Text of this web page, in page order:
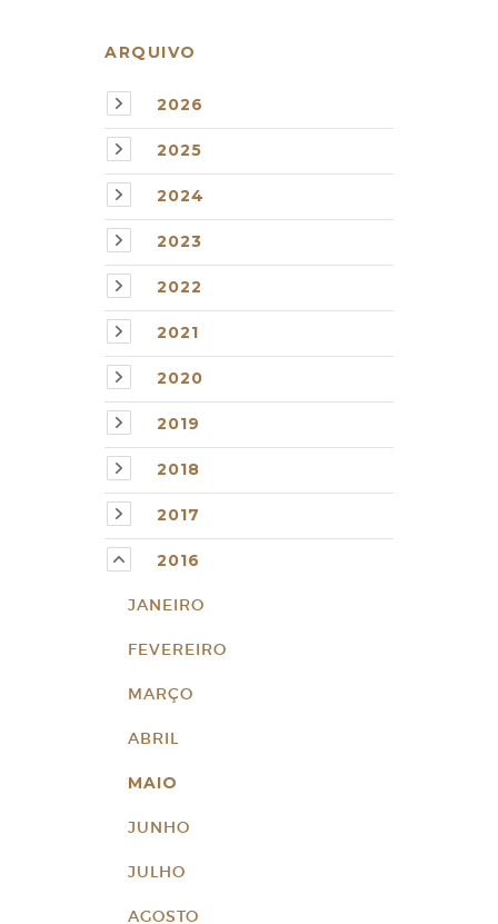
ARQUIVO
2026
2025
2024
2023
2022
2021
2020
2019
2018
2017
2016
JANEIRO
FEVEREIRO
MARÇO
ABRIL
MAIO
JUNHO
JULHO
AGOSTO